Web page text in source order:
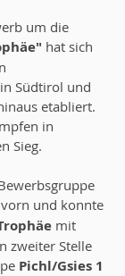
um die
hat sich
Südtirol und
etabliert.
in
Sieg.
und konnte
mit
zweiter Stelle
Pichl/Gsies 1